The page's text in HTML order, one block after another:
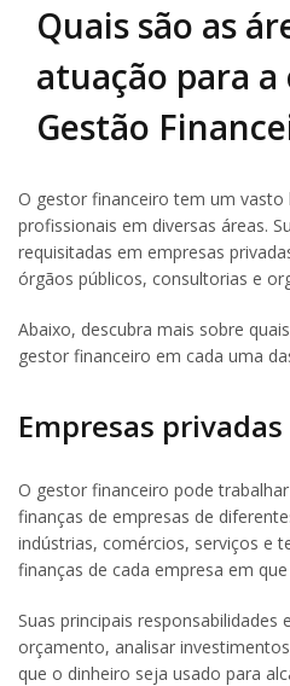
Quais são as
atuação para
Gestão
O gestor financeiro tem um vasto
profissionais em diversas áreas.
requisitadas em empresas
órgãos públicos, consultorias e
Abaixo, descubra mais sobre
gestor financeiro em cada uma
Empresas privadas
O gestor financeiro pode
finanças de empresas de
indústrias, comércios, serviços e
finanças de cada empresa em
Suas principais responsabilidades
orçamento, analisar
que o dinheiro seja usado para